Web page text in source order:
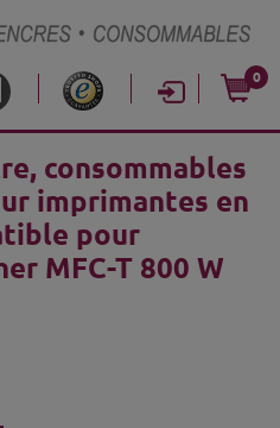
0
consommables
imprimantes en
pour
MFC-T 800 W